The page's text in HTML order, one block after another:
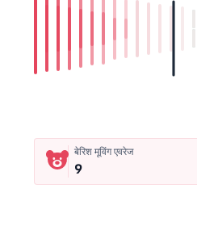
बेरिश मूविंग एवरेज
9